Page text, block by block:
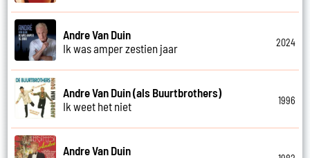
Andre Van Duin
Ik was amper zestien jaar
2024
Andre Van Duin (als Buurtbrothers)
Ik weet het niet
1996
Andre Van Duin